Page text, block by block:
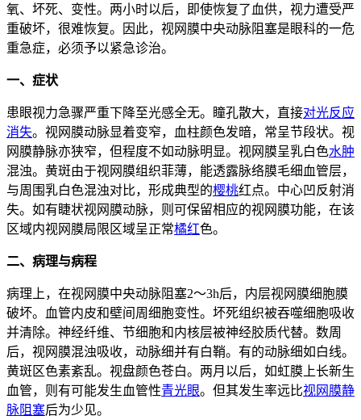
氧、坏死、变性。两小时以后，即使恢复了血供，视力遭受严
重破坏，很难恢复。因此，视网膜中央动脉阻塞是眼科的一危
重急症，必须予以紧急诊治。
一、症状
患眼视力急骤严重下降至光感全无。瞳孔散大，直接对光反应
消失。视网膜动脉显着变窄，血柱颜色发暗，常呈节段状。视
网膜静脉亦狭窄，但程度不如动脉明显。视网膜呈乳白色水肿
混浊。黄斑由于视网膜组织菲薄，能透露脉络膜毛细血管层，
与周围乳白色混浊对比，形成典型的樱桃红点。中心凹反射消
失。如有睫状视网膜动脉，则可保留相应的视网膜功能，在该
区域内视网膜局限区域呈正常橘红色。
二、病理与病程
病理上，在视网膜中央动脉阻塞2～3h后，内层视网膜细胞膜
破坏。血管内皮和壁间周细胞变性。坏死组织被吞噬细胞吸收
并清除。神经纤维、节细胞和内核层被神经胶质代替。数周
后，视网膜混浊吸收，动脉细并有白鞘。有的动脉细如白线。
黄斑区色素紊乱。视盘颜色苍白。两月以后，如虹膜上长新生
血管，则有可能发生血管性青光眼。但其发生率远比视网膜静
脉阻塞后为少见。